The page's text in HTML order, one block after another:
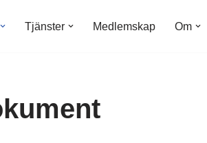
Tjänster Medlemskap Om